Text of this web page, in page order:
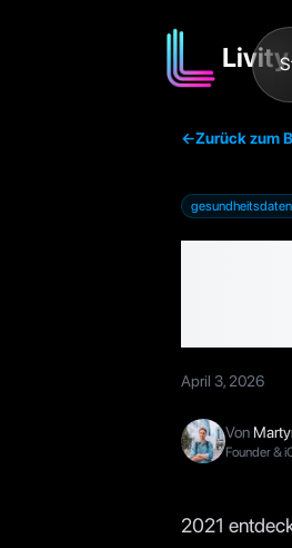
Livity
←Zurück zum
April 3, 2026
Von
Founder &
2021